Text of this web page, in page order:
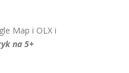
Map i OLX i
na 5+